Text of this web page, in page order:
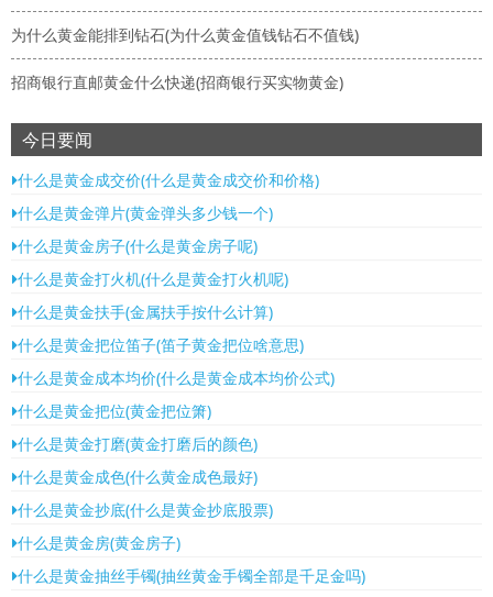
为什么黄金能排到钻石(为什么黄金值钱钻石不值钱)
招商银行直邮黄金什么快递(招商银行买实物黄金)
今日要闻
什么是黄金成交价(什么是黄金成交价和价格)
什么是黄金弹片(黄金弹头多少钱一个)
什么是黄金房子(什么是黄金房子呢)
什么是黄金打火机(什么是黄金打火机呢)
什么是黄金扶手(金属扶手按什么计算)
什么是黄金把位笛子(笛子黄金把位啥意思)
什么是黄金成本均价(什么是黄金成本均价公式)
什么是黄金把位(黄金把位箫)
什么是黄金打磨(黄金打磨后的颜色)
什么是黄金成色(什么黄金成色最好)
什么是黄金抄底(什么是黄金抄底股票)
什么是黄金房(黄金房子)
什么是黄金抽丝手镯(抽丝黄金手镯全部是千足金吗)